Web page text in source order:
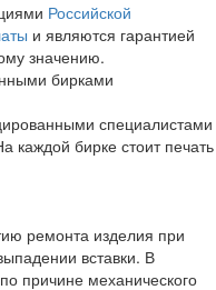
Российской
и являются гарантией
значению.
бирками
специалистами
каждой бирке стоит печать
ремонта изделия при
вставки. В
причине механического